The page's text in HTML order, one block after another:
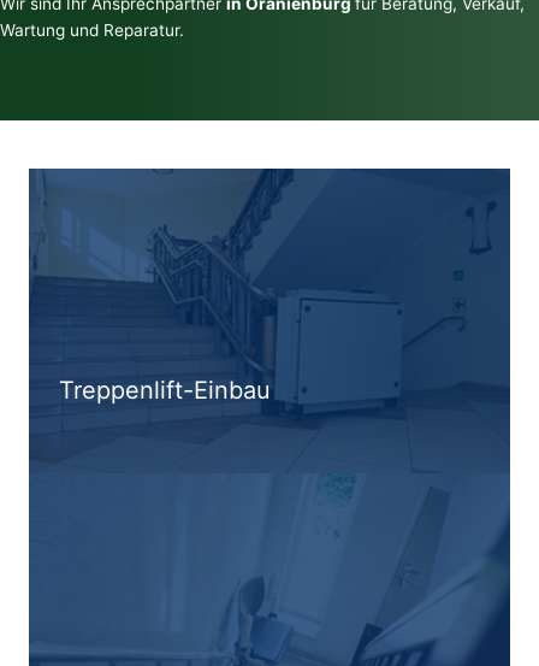
Wartung und Reparatur.
Treppenlift-Einbau